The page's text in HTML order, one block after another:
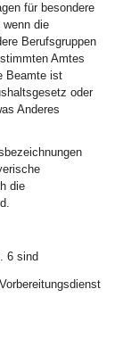
für besondere
wenn die
Berufsgruppen
Amtes
Beamte ist
oder
Anderes
die
6 sind